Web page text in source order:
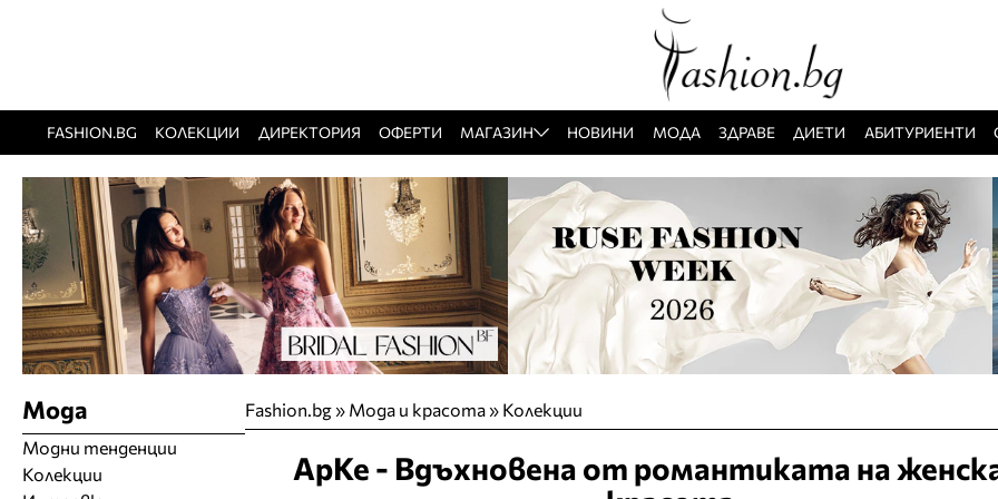
FASHION.BG КОЛЕКЦИИ ДИРЕКТОРИЯ ОФЕРТИ МАГАЗИН НОВИНИ МОДА ЗДРАВЕ ДИЕТИ АБИТУРИЕНТИ
Fashion.bg» Мода и красота» Колекции
АрКе - Вдъхновена от романтиката на
Мода
Модни тенденции
Колекции